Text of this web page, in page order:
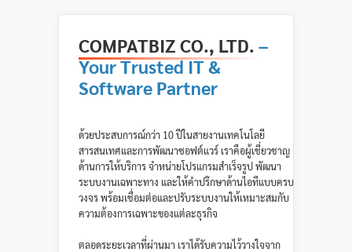
COMPATBIZ CO., LTD. –
Your Trusted IT &
Software Partner
ด้วยประสบการณ์กว่า 10 ปีในสายงานเทคโนโลยี
สารสนเทศและการพัฒนาซอฟต์แวร์ เราคือผู้เชี่ยวชาญ
ด้านการให้บริการ จำหน่ายโปรแกรมสำเร็จรูป พัฒนา
ระบบงานเฉพาะทาง และให้คำปรึกษาด้านไอทีแบบครบ
วงจร พร้อมเชื่อมต่อและปรับระบบงานให้เหมาะสมกับ
ความต้องการเฉพาะของแต่ละธุรกิจ
ตลอดระยะเวลาที่ผ่านมา เราได้รับความไว้วางใจจาก